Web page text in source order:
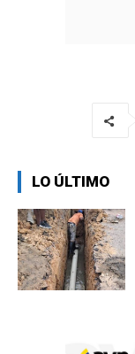
LO ÚLTIMO